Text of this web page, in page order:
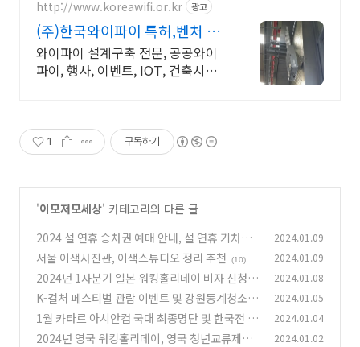
http://www.koreawifi.or.kr 광고
(주)한국와이파이 특허,벤처 빠
른상담 가능
와이파이 설계구축 전문, 공공와이
파이, 행사, 이벤트, IOT, 건축시설
1 구독하기
'이모저모세상' 카테고리의 다른 글
2024 설 연휴 승차권 예매 안내, 설 연휴 기차표
예매 일정 정리 (26)
2024.01.09
서울 이색사진관, 이색스튜디오 정리 추천 (10) 2024.01.09
2024년 1사분기 일본 워킹홀리데이 비자 신청기
간 안내 정리
(8)
2024.01.08
K-컬처 페스티벌 관람 이벤트 및 강원동계청소년
올림픽 무료예매
(14)
2024.01.05
1월 카타르 아시안컵 국대 최종명단 및 한국전 경
기일정
(20)
2024.01.04
2024년 영국 워킹홀리데이, 영국 청년교류제도
2024.01.02